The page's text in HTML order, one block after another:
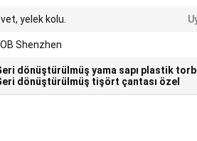
yelek kolu.
Shenzhen
dönüştürülmüş yama sapı plastik
dönüştürülmüş tişört çantası özel